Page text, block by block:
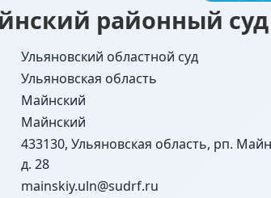
районный суд
Ульяновский областной суд
Ульяновская область
Майнский
Майнский
433130, Ульяновская область, рп.
д. 28
mainskiy.uln@sudrf.ru